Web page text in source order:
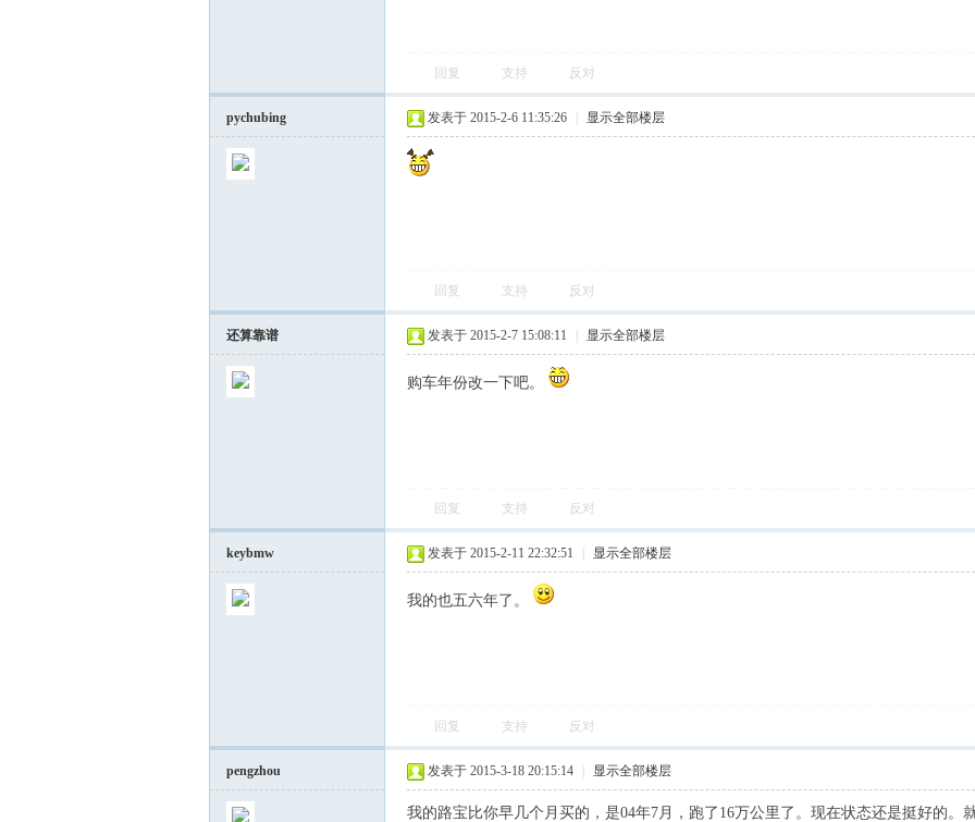
回复 支持 反对
pychubing 发表于 2015-2-6 11:35:26 显示全部楼层
回复 支持 反对
还算靠谱 发表于 2015-2-7 15:08:11 显示全部楼层
购车年份改一下吧。
回复 支持 反对
keybmw 发表于 2015-2-11 22:32:51 显示全部楼层
我的也五六年了。
回复 支持 反对
pengzhou 发表于 2015-3-18 20:15:14 显示全部楼层
我的路宝比你早几个月买的，是04年7月，跑了16万公里了。现在状态还是挺好的。